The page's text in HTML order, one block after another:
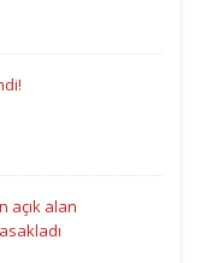
açık alan